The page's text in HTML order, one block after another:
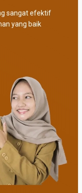
sangat efektif
yang baik